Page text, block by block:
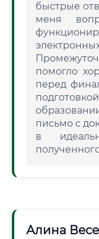
быстрые
меня
помогло
перед
письмо с
в
Алина